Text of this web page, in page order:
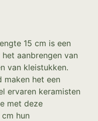
15 cm is een
aanbrengen van
van kleistukken.
maken het een
ervaren keramisten
met deze
hun